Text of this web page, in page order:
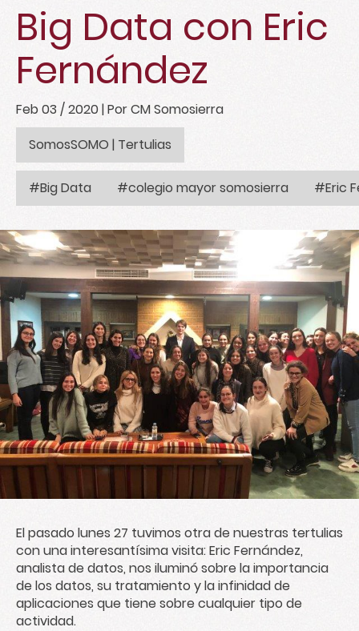
Big Data con Eric
Fernández
Feb 03 / 2020| Por CM Somosierra
SomosSOMO | Tertulias
#Big Data #colegio mayor somosierra #Eric
El pasado lunes 27 tuvimos otra de nuestras tertulias
con una interesantísima visita: Eric Fernández,
analista de datos, nos iluminó sobre la importancia
de los datos, su tratamiento y la infinidad de
aplicaciones que tiene sobre cualquier tipo de
actividad.